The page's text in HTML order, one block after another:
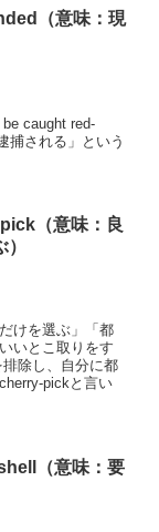
（意味：現
caught red-
捕される」という
（意味：良
けを選ぶ」「都
いとこ取りをす
除し、自分に都
pickと言い
（意味：要